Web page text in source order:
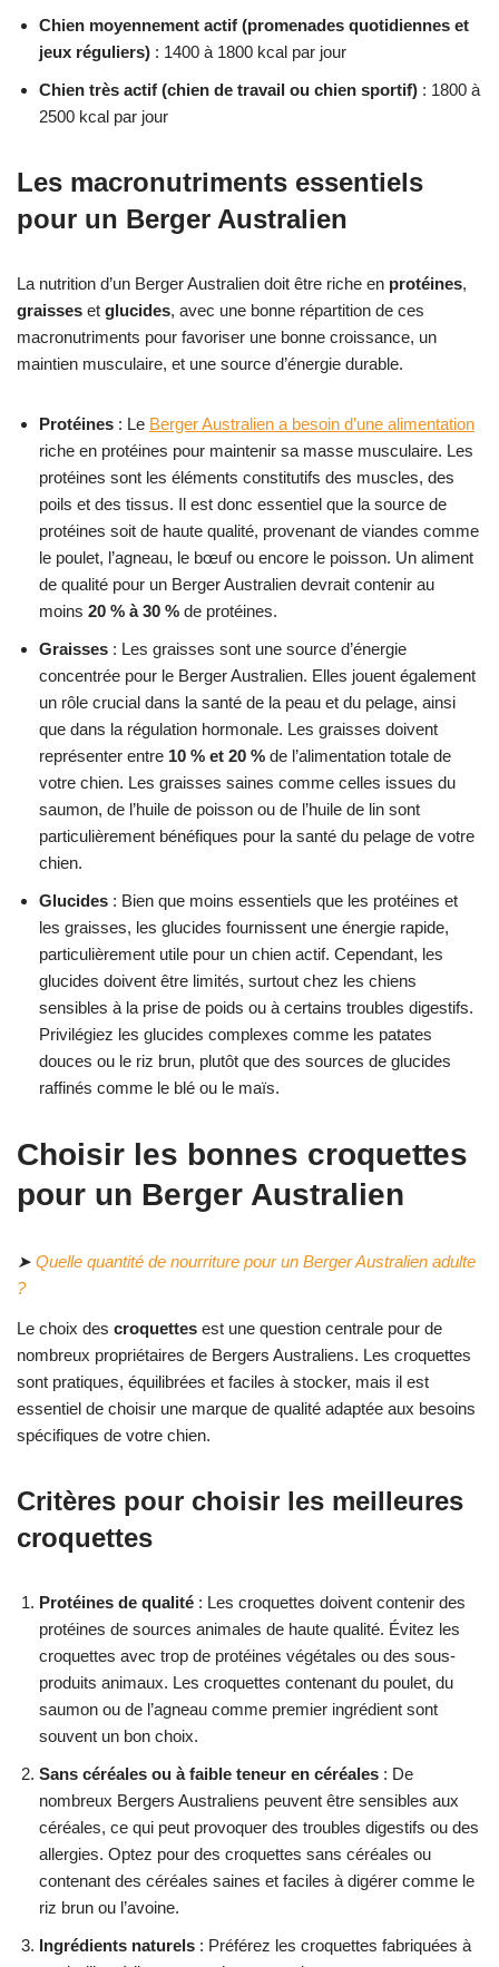
Chien moyennement actif (promenades quotidiennes et
jeux réguliers) : 1400 à 1800 kcal par jour
Chien très actif (chien de travail ou chien sportif) : 1800 à
2500 kcal par jour
Les macronutriments essentiels
pour un Berger Australien
La nutrition d’un Berger Australien doit être riche en protéines,
graisses et glucides, avec une bonne répartition de ces
macronutriments pour favoriser une bonne croissance, un
maintien musculaire, et une source d’énergie durable.
Protéines : Le Berger Australien a besoin d’une alimentation
riche en protéines pour maintenir sa masse musculaire. Les
protéines sont les éléments constitutifs des muscles, des
poils et des tissus. Il est donc essentiel que la source de
protéines soit de haute qualité, provenant de viandes comme
le poulet, l’agneau, le bœuf ou encore le poisson. Un aliment
de qualité pour un Berger Australien devrait contenir au
moins 20 % à 30 % de protéines.
Graisses : Les graisses sont une source d’énergie
concentrée pour le Berger Australien. Elles jouent également
un rôle crucial dans la santé de la peau et du pelage, ainsi
que dans la régulation hormonale. Les graisses doivent
représenter entre 10 % et 20 % de l’alimentation totale de
votre chien. Les graisses saines comme celles issues du
saumon, de l’huile de poisson ou de l’huile de lin sont
particulièrement bénéfiques pour la santé du pelage de votre
chien.
Glucides : Bien que moins essentiels que les protéines et
les graisses, les glucides fournissent une énergie rapide,
particulièrement utile pour un chien actif. Cependant, les
glucides doivent être limités, surtout chez les chiens
sensibles à la prise de poids ou à certains troubles digestifs.
Privilégiez les glucides complexes comme les patates
douces ou le riz brun, plutôt que des sources de glucides
raffinés comme le blé ou le maïs.
Choisir les bonnes croquettes
pour un Berger Australien
➤ Quelle quantité de nourriture pour un Berger Australien adulte
?
Le choix des croquettes est une question centrale pour de
nombreux propriétaires de Bergers Australiens. Les croquettes
sont pratiques, équilibrées et faciles à stocker, mais il est
essentiel de choisir une marque de qualité adaptée aux besoins
spécifiques de votre chien.
Critères pour choisir les meilleures
croquettes
Protéines de qualité : Les croquettes doivent contenir des
protéines de sources animales de haute qualité. Évitez les
croquettes avec trop de protéines végétales ou des sous-
produits animaux. Les croquettes contenant du poulet, du
saumon ou de l’agneau comme premier ingrédient sont
souvent un bon choix.
Sans céréales ou à faible teneur en céréales : De
nombreux Bergers Australiens peuvent être sensibles aux
céréales, ce qui peut provoquer des troubles digestifs ou des
allergies. Optez pour des croquettes sans céréales ou
contenant des céréales saines et faciles à digérer comme le
riz brun ou l’avoine.
Ingrédients naturels : Préférez les croquettes fabriquées à